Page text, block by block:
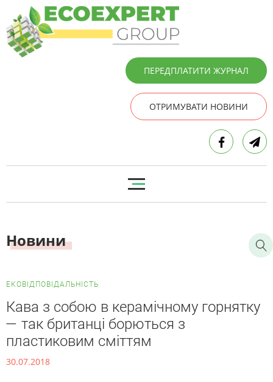
ПЕРЕДПЛАТИТИ ЖУРНАЛ
ОТРИМУВАТИ НОВИНИ
Новини
ЕКОВІДПОВІДАЛЬНІСТЬ
Кава з собою в керамічному горнятку
— так британці борються з
пластиковим сміттям
30.07.2018